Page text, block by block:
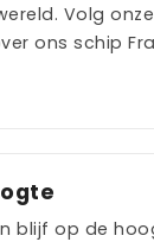
Volg
ons schip
blijf op de